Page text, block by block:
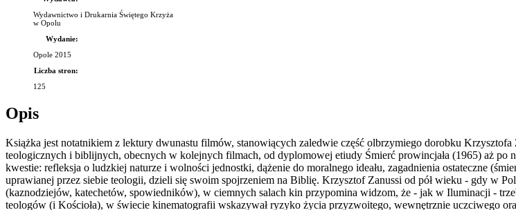
Wydawnictwo i Drukarnia Świętego Krzyża
w Opolu
Wydanie:
Opole 2015
Liczba stron:
125
Opis
Książka jest notatnikiem z lektury dwunastu filmów, stanowiących zaledwie część olbrzymiego dorobku
teologicznych i biblijnych, obecnych w kolejnych filmach, od dyplomowej etiudy Śmierć prowincjała (1965) aż po
kwestie: refleksja o ludzkiej naturze i wolności jednostki, dążenie do moralnego ideału, zagadnienia ostateczne
uprawianej przez siebie teologii, dzieli się swoim spojrzeniem na Biblię. Krzysztof Zanussi od pół wieku - gdy w
(kaznodziejów, katechetów, spowiedników), w ciemnych salach kin przypomina widzom, że - jak w Iluminacji -
teologów (i Kościoła), w świecie kinematografii wskazywał ryzyko życia przyzwoitego, wewnętrznie uczciwego